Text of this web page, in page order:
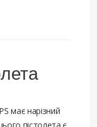
має нарізний